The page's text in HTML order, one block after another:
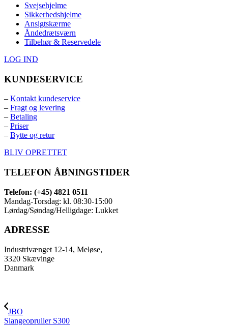
Svejsehjelme
Sikkerhedshjelme
Ansigtskærme
Åndedrætsværn
Tilbehør & Reservedele
LOG IND
KUNDESERVICE
– Kontakt kundeservice
– Fragt og levering
– Betaling
– Priser
– Bytte og retur
BLIV OPRETTET
TELEFON ÅBNINGSTIDER
Telefon: (+45) 4821 0511
Mandag-Torsdag: kl. 08:30-15:00
Lørdag/Søndag/Helligdage: Lukket
ADRESSE
Industrivænget 12-14, Meløse,
3320 Skævinge
Danmark
JBO
Slangeopruller S300